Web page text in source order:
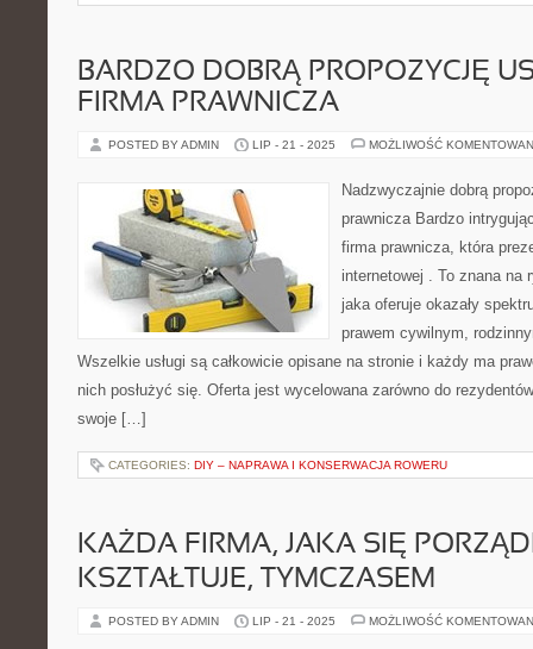
BARDZO DOBRĄ PROPOZYCJĘ
FIRMA PRAWNICZA
POSTED BY ADMIN LIP - 21 - 2025 MOŻLIWOŚĆ
Nadzwyczajnie dobrą
prawnicza Bardzo
firma prawnicza, która
internetowej . To znana na
jaka oferuje okazały
prawem cywilnym,
Wszelkie usługi są całkowicie opisane na stronie i każdy ma
nich posłużyć się. Oferta jest wycelowana zarówno do
swoje […]
CATEGORIES: DIY – NAPRAWA I KONSERWACJA ROWERU
KAŻDA FIRMA, JAKA SIĘ
KSZTAŁTUJE, TYMCZASEM
POSTED BY ADMIN LIP - 21 - 2025 MOŻLIWOŚĆ